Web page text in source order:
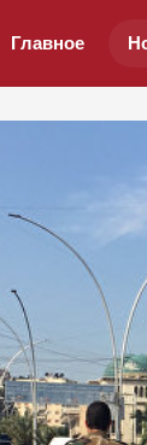
Главное